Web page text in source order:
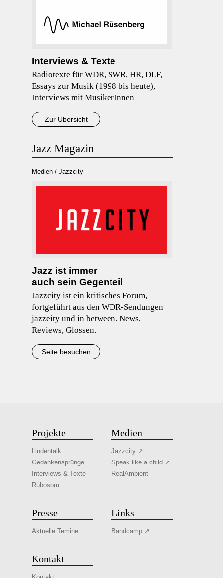
Interviews & Texte
Radiotexte für WDR, SWR, HR, DLF,
Essays zur Musik (1998 bis heute),
Interviews mit MusikerInnen
Zur Übersicht
Jazz Magazin
Medien / Jazzcity
Jazz ist immer
auch sein Gegenteil
Jazzcity ist ein kritisches Forum,
fortgeführt aus den WDR-Sendungen
jazzeity und in between. News,
Reviews, Glossen.
Seite besuchen
Projekte
Lindentalk
Gedankensprünge
Interviews & Texte
Rübosom
Medien
Jazzcity ↗
Speak like a child ↗
RealAmbient
Presse
Aktuelle Temine
Links
Bandcamp ↗
Kontakt